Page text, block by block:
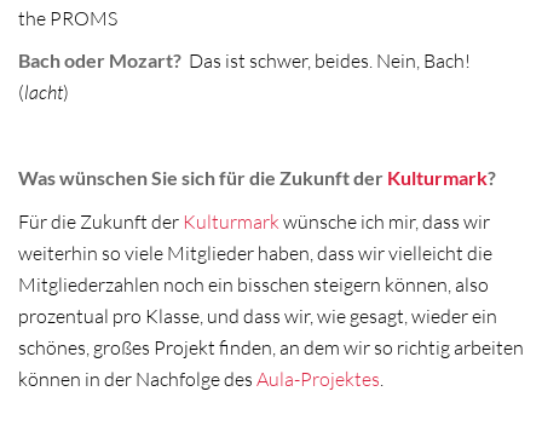
the PROMS
Bach oder Mozart? Das ist schwer, beides. Nein, Bach!
(lacht)
Was wünschen Sie sich für die Zukunft der Kulturmark?
Für die Zukunft der Kulturmark wünsche ich mir, dass wir
weiterhin so viele Mitglieder haben, dass wir vielleicht die
Mitgliederzahlen noch ein bisschen steigern können, also
prozentual pro Klasse, und dass wir, wie gesagt, wieder ein
schönes, großes Projekt finden, an dem wir so richtig arbeiten
können in der Nachfolge des Aula-Projektes